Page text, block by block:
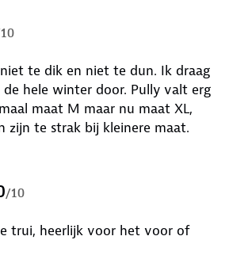
10
te dik en niet te dun. Ik draag
de hele winter door. Pully valt erg
maat M maar nu maat XL,
zijn te strak bij kleinere maat.
/10
trui, heerlijk voor het voor of